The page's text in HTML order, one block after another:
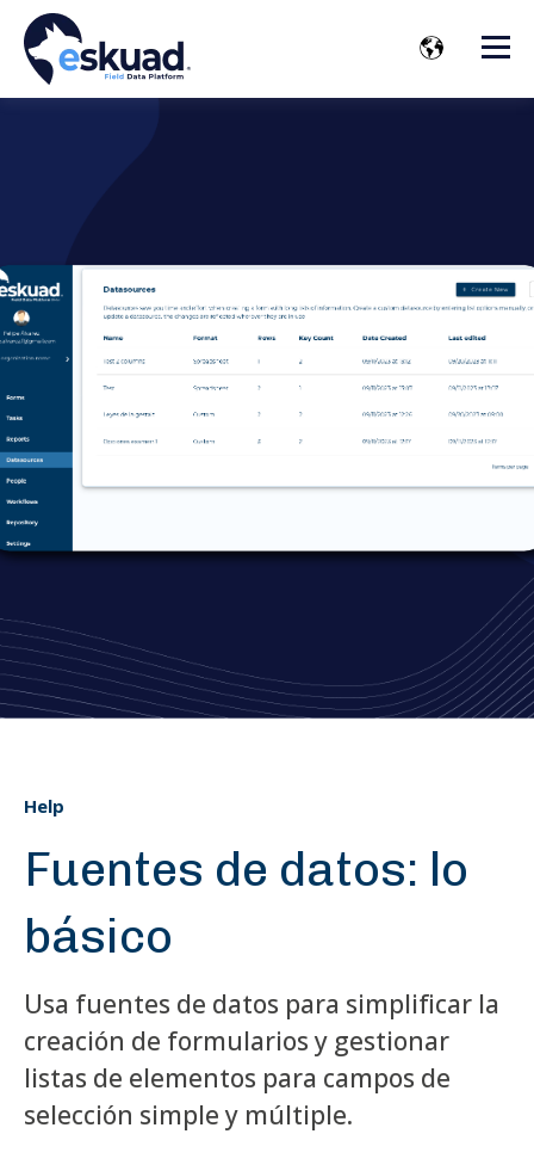
Help
Fuentes de datos: lo
básico
Usa fuentes de datos para simplificar la
creación de formularios y gestionar
listas de elementos para campos de
selección simple y múltiple.